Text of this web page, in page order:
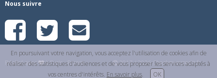
En poursuivant votre navigation, vous acceptez l'utilisation de cookies afin de
réaliser des statistiques d'audiences et de vous proposer les services adaptés à
vos centres d'intérêts. En savoir plus. OK
Nous suivre
Réalisé avec à Paris - France 2017 / 2026 Checkmoncredit.fr